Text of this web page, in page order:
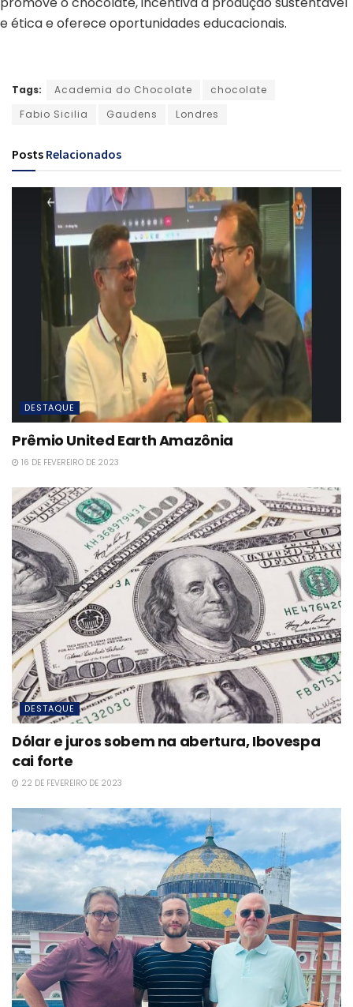
e ética e oferece oportunidades educacionais.
Tags: Academia do Chocolate
chocolate
Fabio Sicilia
Gaudens Londres
Posts Relacionados
DESTAQUE
Prêmio United Earth Amazônia
16 DE FEVEREIRO DE 2023
DESTAQUE
Dólar e juros sobem na abertura, Ibovespa
cai forte
22 DE FEVEREIRO DE 2023